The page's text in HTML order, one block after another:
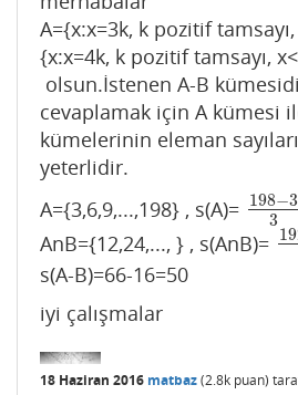
A={x:x=3k, k pozitif
{x:x=4k, k pozitif tamsayı,
olsun.İstenen A-B
cevaplamak için A kümesi
kümelerinin eleman
yeterlidir.
A={3,6,9,...,198} , s(A)= 198−3
3
198−3
AnB={12,24,..., } , s(AnB)=
s(A-B)=66-16=50
iyi çalışmalar
18 Haziran 2016 matbaz(2.8k puan)